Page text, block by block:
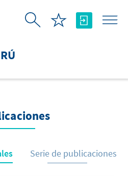
Serie de publicaciones